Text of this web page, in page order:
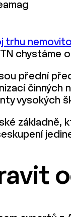
trhu
chystáme
přední
činných
vysokých